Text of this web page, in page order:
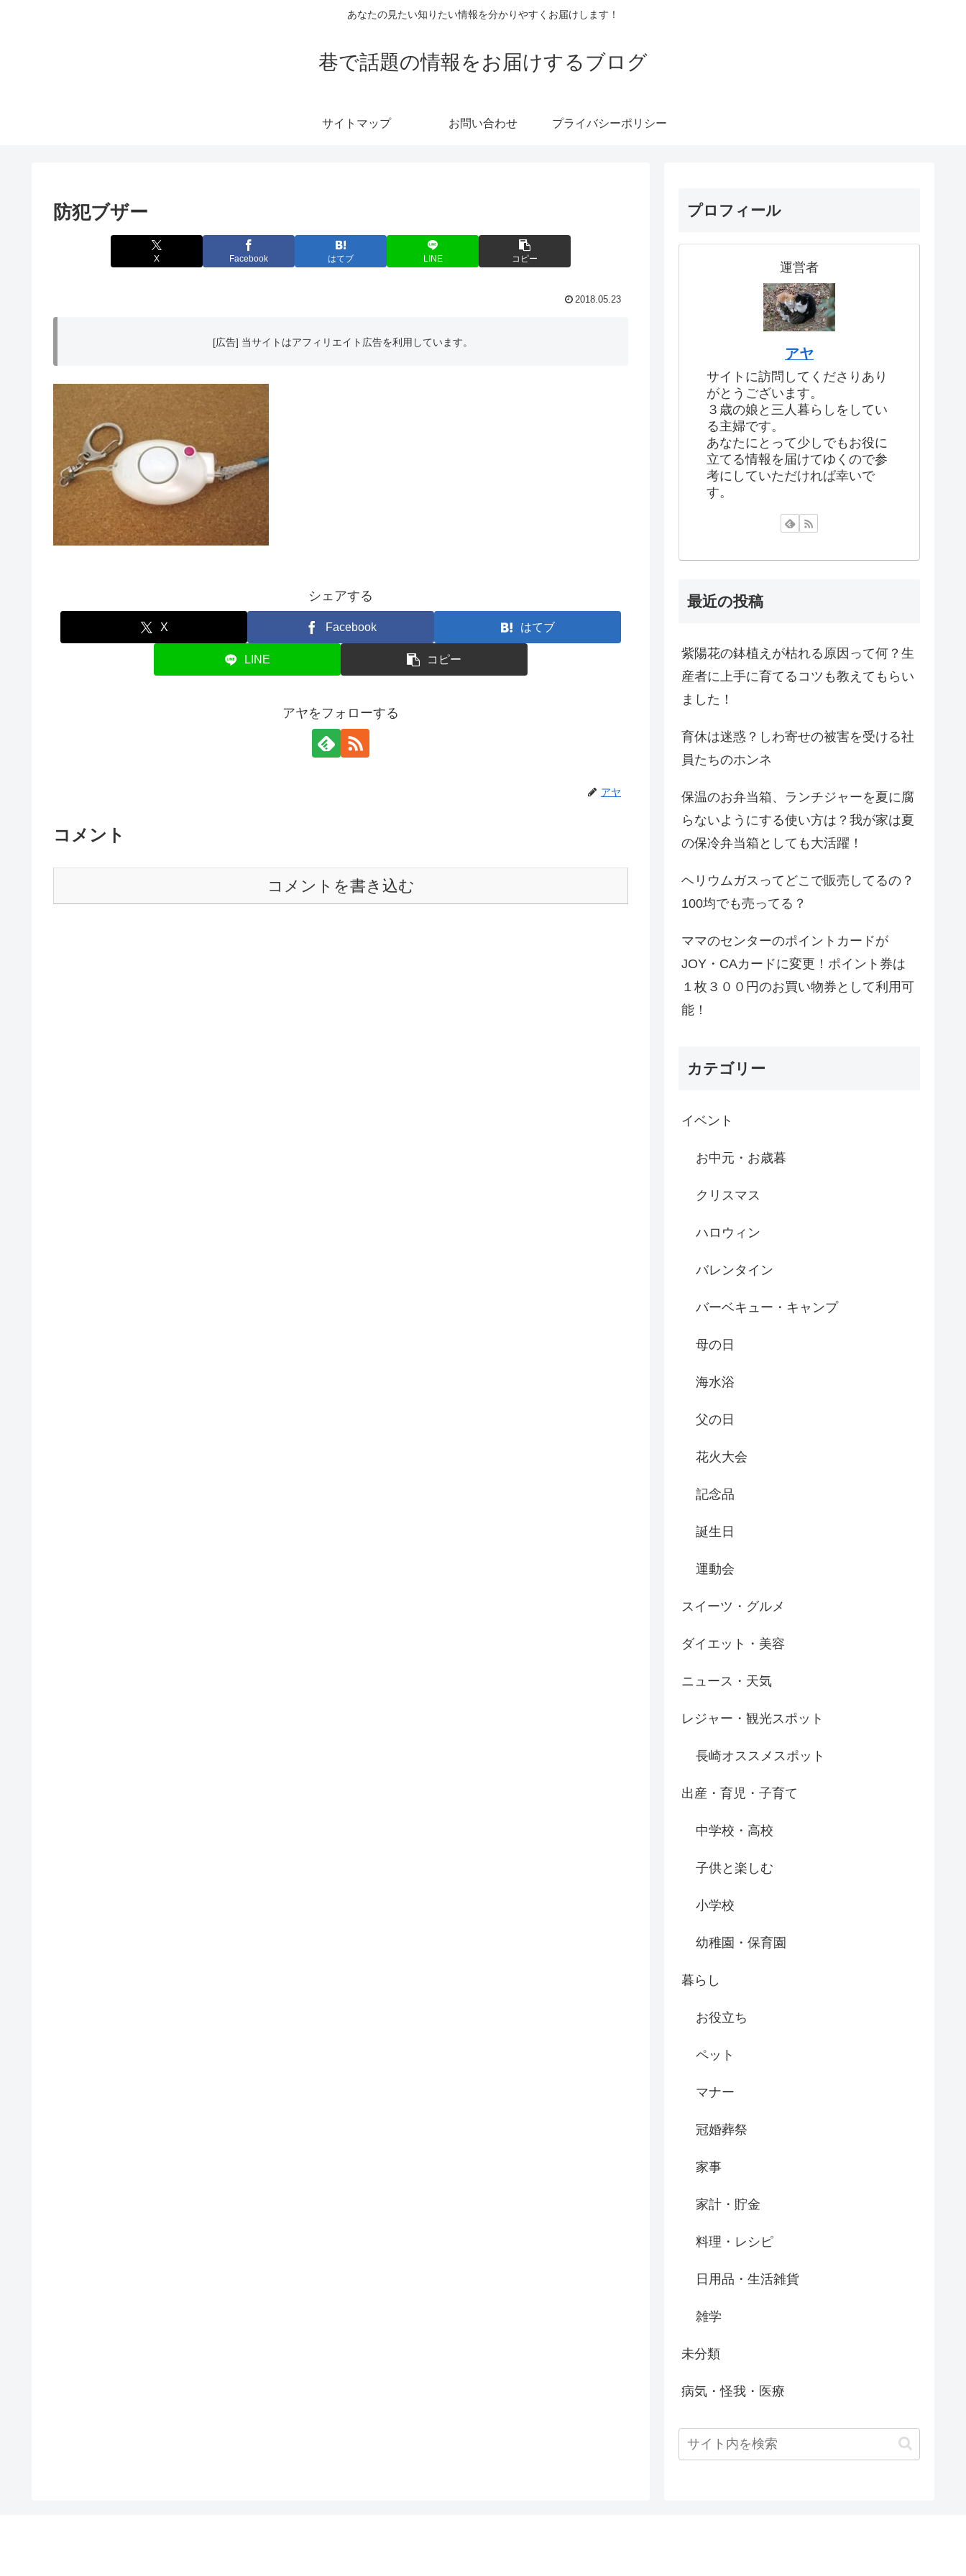
あなたの見たい知りたい情報を分かりやすくお届けします！
巷で話題の情報をお届けするブログ
サイトマップ お問い合わせ プライバシーポリシー
防犯ブザー
X Facebook はてブ LINE コピー
2018.05.23
[広告] 当サイトはアフィリエイト広告を利用しています。
シェアする
X Facebook はてブ
LINE コピー
アヤをフォローする
アヤ
コメント
コメントを書き込む
プロフィール
運営者
アヤ
サイトに訪問してくださりあり
がとうございます。
３歳の娘と三人暮らしをしてい
る主婦です。
あなたにとって少しでもお役に
立てる情報を届けてゆくので参
考にしていただければ幸いで
す。
最近の投稿
紫陽花の鉢植えが枯れる原因って何？生
産者に上手に育てるコツも教えてもらい
ました！
育休は迷惑？しわ寄せの被害を受ける社
員たちのホンネ
保温のお弁当箱、ランチジャーを夏に腐
らないようにする使い方は？我が家は夏
の保冷弁当箱としても大活躍！
ヘリウムガスってどこで販売してるの？
100均でも売ってる？
ママのセンターのポイントカードが
JOY・CAカードに変更！ポイント券は
１枚３００円のお買い物券として利用可
能！
カテゴリー
イベント
お中元・お歳暮
クリスマス
ハロウィン
バレンタイン
バーベキュー・キャンプ
母の日
海水浴
父の日
花火大会
記念品
誕生日
運動会
スイーツ・グルメ
ダイエット・美容
ニュース・天気
レジャー・観光スポット
長崎オススメスポット
出産・育児・子育て
中学校・高校
子供と楽しむ
小学校
幼稚園・保育園
暮らし
お役立ち
ペット
マナー
冠婚葬祭
家事
家計・貯金
料理・レシピ
日用品・生活雑貨
雑学
未分類
病気・怪我・医療